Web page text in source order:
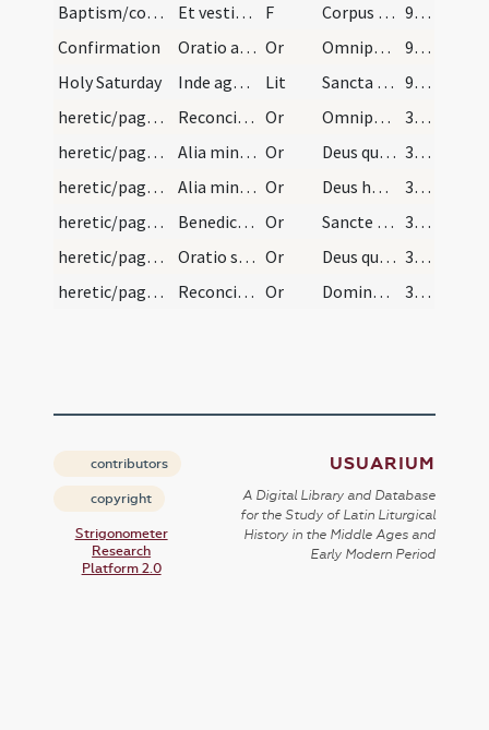
Baptism/communion/10
Et vestitur infans vestimentis suis. Si vero epis… F Corpus Domini
92 (44v)
Confirmation
Oratio ad infantes designandum. Or Omnipotens ... qui regenerare dignatus
92 (44v)
Holy Saturday
Inde agatur litania. Lit Sancta Maria
92 (44v)
heretic/pagan/heretic/1
Reconciliatio rebaptizato (sic) ab haereticis Or Omnipotens sempiterne Deus Pater misericordiarum et Deus consolationis ... mereatur esse perpetuus.
351 (171r)
heretic/pagan/heretic/2
Alia minore aetate Or Deus qui hominem ad imaginem tuam conditum in id repara quod creasti ... communionis reddatur.
352
heretic/pagan/heretic/3
Alia minore aetate Or Deus humani generis conditor et redemptor qui facturam similitudinis et imaginis ... benignitate reputetur.
352
heretic/pagan/heretic/4
Benedictio super eos qui de diversis haeresibus v… Or Sancte Pater omnipotens aeterne Deus qui famulum tuum ab errore haereseos dignatus es eruere ... timoris Dei.
352
heretic/pagan/carrion eater/5
Oratio super eos qui morticina comedunt Or Deus qui hominem ad imaginem tuam conditum in id reparas quod creasti ... communione reddatur.
352
heretic/pagan/pagan/6
Reconciliatio redeuntibus a paganis Or Domine Deus omnipotens Pater Domini nostri Iesu Christi qui dignatus es hunc famulum tuum ab errore et mendacio ... in vitam aeternam. 353 (172r)
contributors
copyright
Strigonometer
Research
Platform 2.0
USUARIUM
A Digital Library and Database
for the Study of Latin Liturgical
History in the Middle Ages and
Early Modern Period